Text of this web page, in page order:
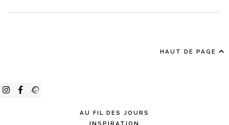
HAUT DE PAGE
AU FIL DES JOURS